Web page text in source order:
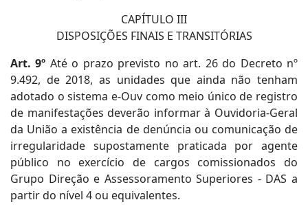
CAPÍTULO III
DISPOSIÇÕES FINAIS E TRANSITÓRIAS
Art. 9º Até o prazo previsto no art. 26 do Decreto nº
9.492, de 2018, as unidades que ainda não tenham
adotado o sistema e-Ouv como meio único de registro
de manifestações deverão informar à Ouvidoria-Geral
da União a existência de denúncia ou comunicação de
irregularidade supostamente praticada por agente
público no exercício de cargos comissionados do
Grupo Direção e Assessoramento Superiores - DAS a
partir do nível 4 ou equivalentes.